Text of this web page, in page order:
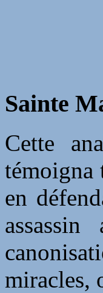
Sainte
Cette
témoigna
en
miracles,